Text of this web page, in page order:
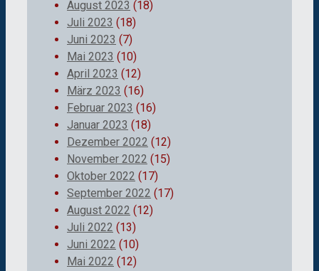
August 2023 (18)
Juli 2023 (18)
Juni 2023 (7)
Mai 2023 (10)
April 2023 (12)
März 2023 (16)
Februar 2023 (16)
Januar 2023 (18)
Dezember 2022 (12)
November 2022 (15)
Oktober 2022 (17)
September 2022 (17)
August 2022 (12)
Juli 2022 (13)
Juni 2022 (10)
Mai 2022 (12)